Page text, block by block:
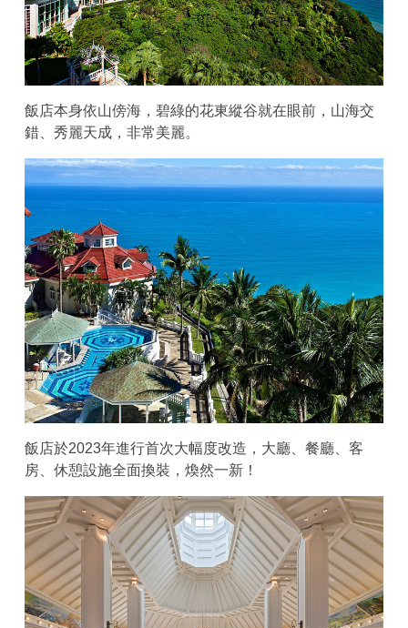
飯店本身依山傍海，碧綠的花東縱谷就在眼前，山海交
錯、秀麗天成，非常美麗。
飯店於2023年進行首次大幅度改造，大廳、餐廳、客
房、休憩設施全面換裝，煥然一新！